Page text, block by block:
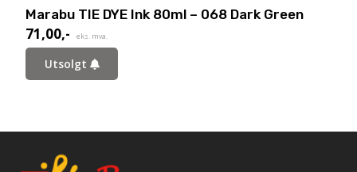
Marabu TIE DYE Ink 80ml – 068 Dark Green
71,00,- eks. mva.
Utsolgt